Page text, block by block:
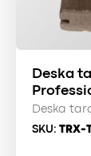
Deska
Deska
SKU: TRX-